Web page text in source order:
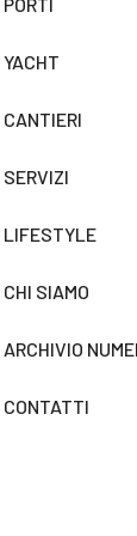
YACHT
CANTIERI
SERVIZI
LIFESTYLE
CHI SIAMO
ARCHIVIO
CONTATTI